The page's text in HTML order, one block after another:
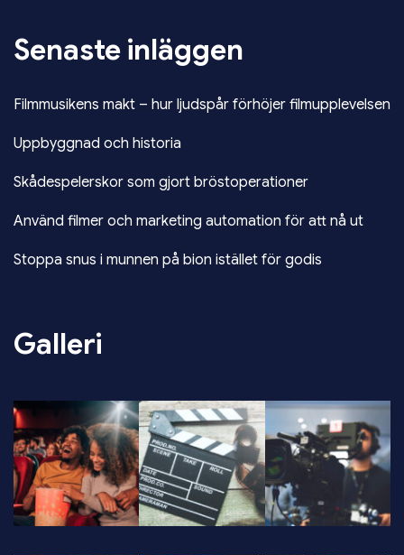
Senaste inläggen
Filmmusikens makt – hur ljudspår förhöjer filmupplevelsen
Uppbyggnad och historia
Skådespelerskor som gjort bröstoperationer
Använd filmer och marketing automation för att nå ut
Stoppa snus i munnen på bion istället för godis
Galleri